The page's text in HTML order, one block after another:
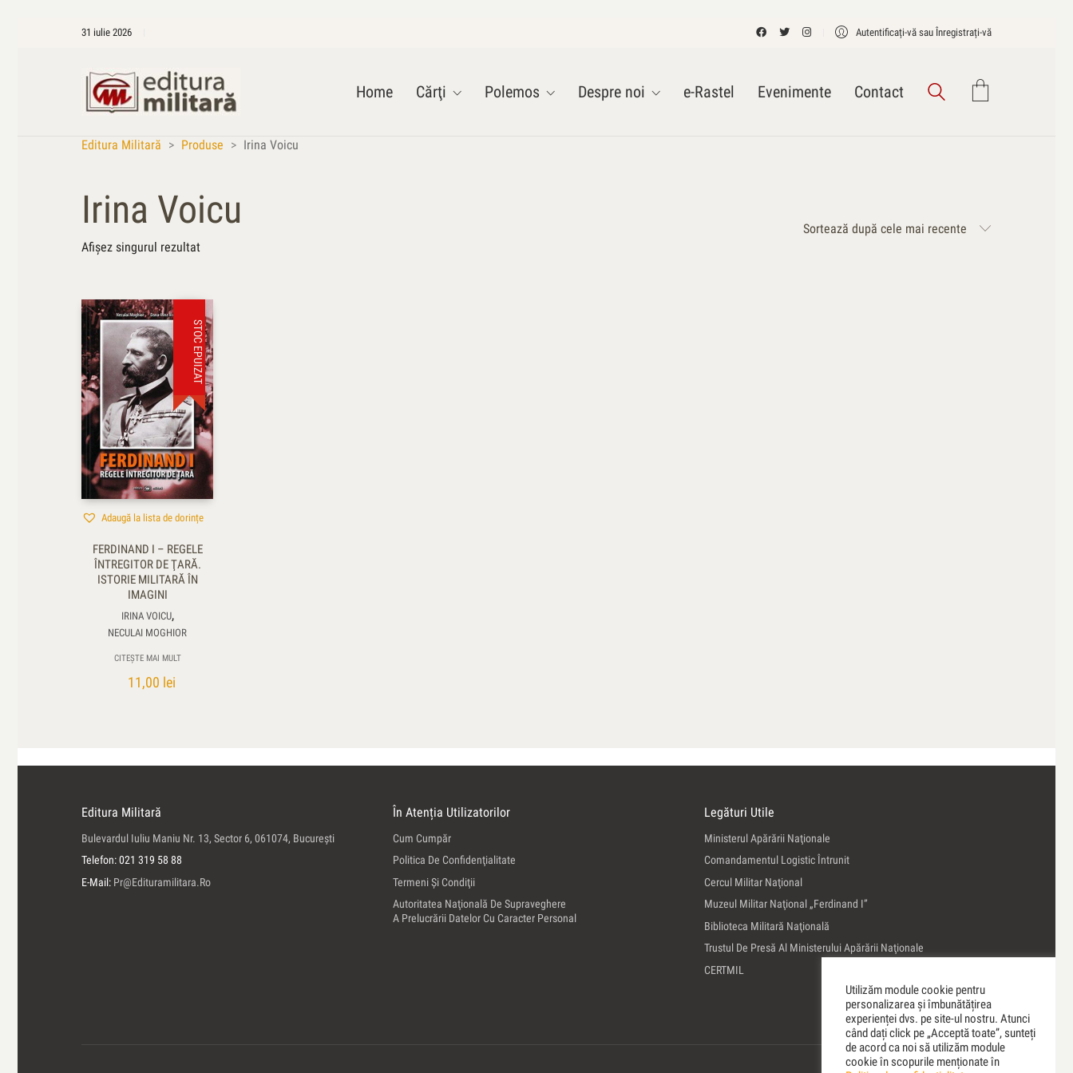
31 iulie 2026 Autentificați-vă sau Înregistrați-vă
Home Cărţi Polemos Despre noi e-Rastel Evenimente Contact
Editura Militară > Produse > Irina Voicu
Irina Voicu
Afișez singurul rezultat
Sortează după cele mai recente
STOC EPUIZAT
Adaugă la lista de dorințe
FERDINAND I – REGELE
ÎNTREGITOR DE ŢARĂ.
ISTORIE MILITARĂ ÎN
IMAGINI
IRINA VOICU,
NECULAI MOGHIOR
CITEȘTE MAI MULT
11,00 lei
Editura Militară
Bulevardul Iuliu Maniu Nr. 13, Sector 6, 061074, Bucureşti
Telefon: 021 319 58 88
E-Mail: Pr@edituramilitara.ro
În Atenția Utilizatorilor
Cum Cumpăr
Politica De Confidenţialitate
Termeni Şi Condiţii
Autoritatea Naţională De Supraveghere
A Prelucrării Datelor Cu Caracter Personal
Legături Utile
Ministerul Apărării Naţionale
Comandamentul Logistic Întrunit
Cercul Militar Naţional
Muzeul Militar Naţional „Ferdinand I”
Biblioteca Militară Naţională
Trustul De Presă Al Ministerului Apărării Naţionale
CERTMIL
Utilizăm module cookie pentru
personalizarea și îmbunătățirea
experienței dvs. pe site-ul nostru. Atunci
când dați click pe „Acceptă toate”, sunteți
de acord ca noi să utilizăm module
cookie în scopurile menționate în